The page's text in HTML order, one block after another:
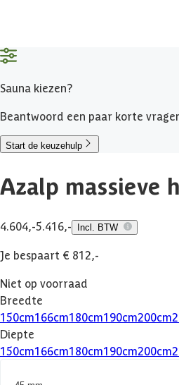
Sauna kiezen?
Beantwoord een paar korte
Start de keuzehulp
Azalp massieve
4.604,-5.416,- Incl. BTW
Je bespaart € 812,-
Niet op voorraad
Breedte
150cm166cm180cm190cm200cm
Diepte
150cm166cm180cm190cm200cm